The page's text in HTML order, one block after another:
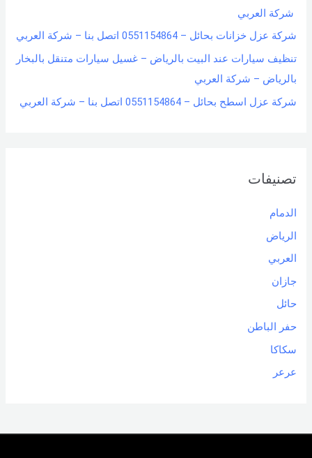
شركة العربي
شركة عزل خزانات بحائل – 0551154864 اتصل بنا – شركة العربي
تنظيف سيارات عند البيت بالرياض – غسيل سيارات متنقل بالبخار
بالرياض – شركة العربي
شركة عزل اسطح بحائل – 0551154864 اتصل بنا – شركة العربي
تصنيفات
الدمام
الرياض
العربي
جازان
حائل
حفر الباطن
سكاكا
عرعر